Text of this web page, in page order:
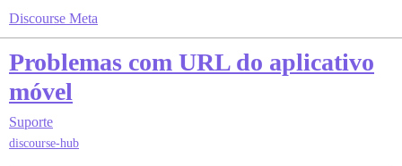
Discourse Meta
Problemas com URL do aplicativo
móvel
Suporte
discourse-hub